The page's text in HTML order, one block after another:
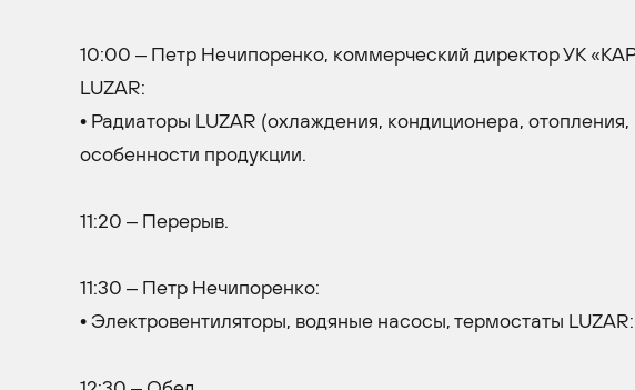
10:00 – Петр Нечипоренко, коммерческий директор УК
LUZAR:
• Радиаторы LUZAR (охлаждения, кондиционера,
особенности продукции.
11:20 – Перерыв.
11:30 – Петр Нечипоренко:
• Электровентиляторы, водяные насосы, термостаты